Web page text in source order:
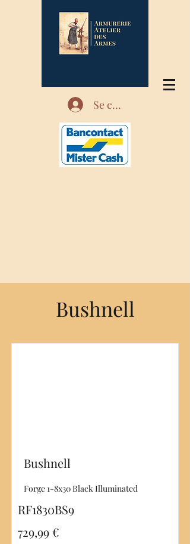
Se connecter
Bushnell
Bushnell
Forge 1-8x30 Black Illuminated
RF1830BS9
729,99 €